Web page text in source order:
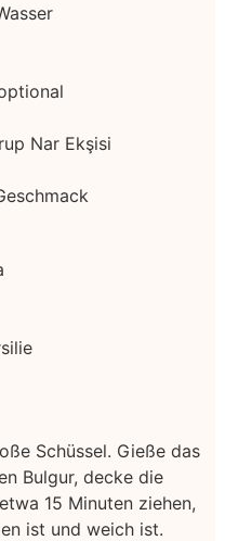
Nar Ekşisi
Schüssel. Gieße das
Bulgur, decke die
15 Minuten ziehen,
ist und weich ist.